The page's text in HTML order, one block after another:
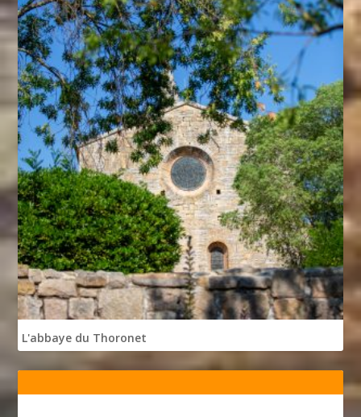
L'abbaye du Thoronet